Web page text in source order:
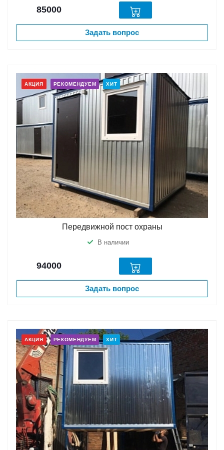
85000
Задать вопрос
АКЦИЯ РЕКОМЕНДУЕМ ХИТ
Передвижной пост охраны
В наличии
94000
Задать вопрос
АКЦИЯ РЕКОМЕНДУЕМ ХИТ